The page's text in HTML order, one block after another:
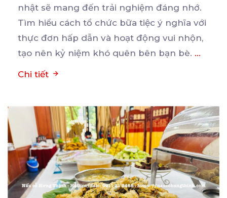
nhật sẽ mang đến trải nghiệm đáng nhớ.
Tìm hiểu cách tổ chức bữa tiệc ý nghĩa với
thực đơn hấp dẫn và hoạt động vui nhộn,
tạo nên kỷ niệm khó quên bên bạn bè. ...
Chi tiết